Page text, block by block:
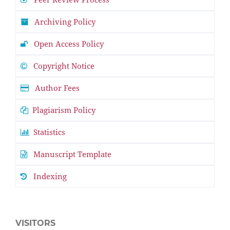
Archiving Policy
Open Access Policy
Copyright Notice
Author Fees
Plagiarism Policy
Statistics
Manuscript Template
Indexing
VISITORS